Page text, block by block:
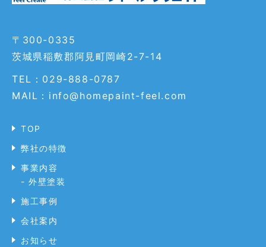
〒300-0335
茨城県稲敷郡阿見町岡崎2-7-14
TEL：029-888-0787
MAIL：info@homepaint-feel.com
TOP
弊社の特徴
事業内容
- 外壁塗装
施工事例
会社案内
お知らせ